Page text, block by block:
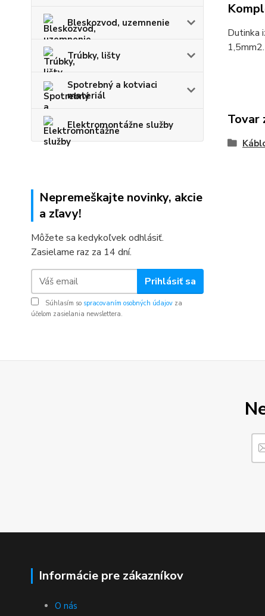
Bleskozvod, uzemnenie
Trúbky, lišty
Spotrebný a kotviaci
materiál
Elektromontážne služby
Nepremeškajte novinky, akcie
a zľavy!
Môžete sa kedykoľvek odhlásiť.
Zasielame raz za 14 dní.
Prihlásiť sa
Súhlasím so spracovaním osobných údajov za
účelom zasielania newslettera.
Dutinka
Tovar
Informácie pre zákazníkov
O nás